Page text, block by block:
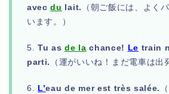
avecdu lait.
（朝ご飯には、よく
います。）
5.Tu asde la chance! Le train
parti.
（運がいいね！まだ電車は出
6. L’eau de mer est très salée.